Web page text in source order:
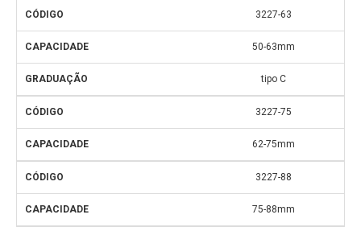
3227-63
50-63mm
tipo C
3227-75
62-75mm
3227-88
75-88mm